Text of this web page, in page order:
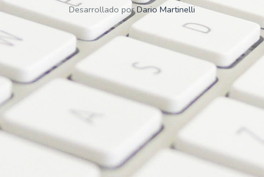
Desarrollado porDario Martinelli